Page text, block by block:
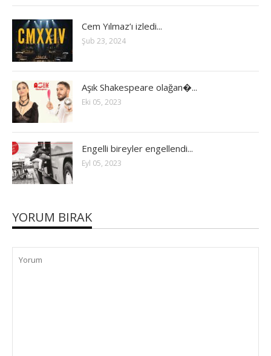
Cem Yılmaz’ı izledi...
Şub 23, 2024
Aşık Shakespeare olağan�...
Eki 05, 2023
Engelli bireyler engellendi...
Eyl 05, 2023
YORUM BIRAK